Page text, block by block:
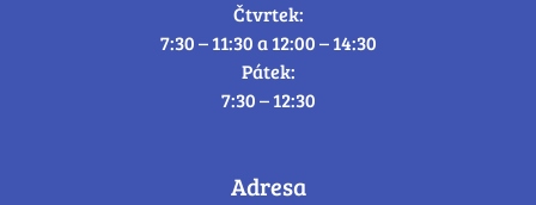
Čtvrtek:
7:30 – 11:30 a 12:00 – 14:30
Pátek:
7:30 – 12:30
Adresa